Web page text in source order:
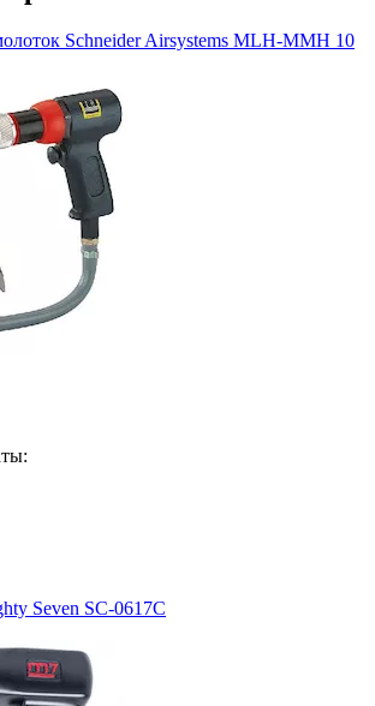
Schneider Airsystems MLH-MMH 10
Seven SC-0617C